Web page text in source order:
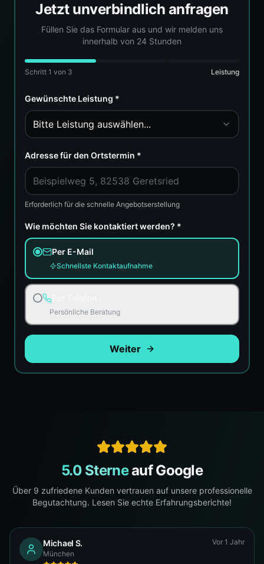
Jetzt unverbindlich anfragen
Füllen Sie das Formular aus und wir melden uns
innerhalb von 24 Stunden
Schritt 1 von 3 Leistung
Gewünschte Leistung *
Bitte Leistung auswählen...
Adresse für den Ortstermin *
Erforderlich für die schnelle Angebotserstellung
Wie möchten Sie kontaktiert werden? *
Per E-Mail
Schnellste Kontaktaufnahme
Persönliche Beratung
Weiter
5.0 Sterneauf Google
Über 9 zufriedene Kunden vertrauen auf unsere professionelle
Begutachtung. Lesen Sie echte Erfahrungsberichte!
Michael S.
München
Vor 1 Jahr